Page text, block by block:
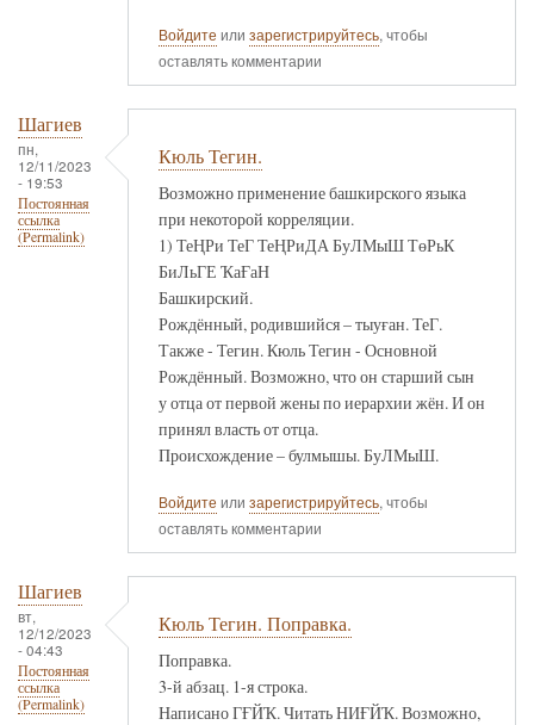
Войдите или зарегистрируйтесь, чтобы
оставлять комментарии
Шагиев
пн,
12/11/2023
- 19:53
Постоянная
ссылка
(Permalink)
Кюль Тегин.
Возможно применение башкирского языка
при некоторой корреляции.
1) ТеҢРи ТеГ ТеҢРиДА БуЛМыШ ТөРьК
БиЛьГЕ ҠаҒаН
Башкирский.
Рождённый, родившийся – тыуған. ТеГ.
Также - Тегин. Кюль Тегин - Основной
Рождённый. Возможно, что он старший сын
у отца от первой жены по иерархии жён. И он
принял власть от отца.
Происхождение – булмышы. БуЛМыШ.
Войдите или зарегистрируйтесь, чтобы
оставлять комментарии
Шагиев
вт,
12/12/2023
- 04:43
Постоянная
ссылка
(Permalink)
Кюль Тегин. Поправка.
Поправка.
3-й абзац. 1-я строка.
Написано ГҒЙҠ. Читать НИҒЙҠ. Возможно,